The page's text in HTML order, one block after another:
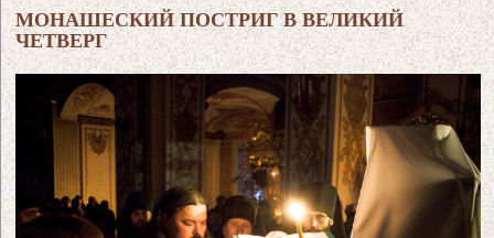
МОНАШЕСКИЙ ПОСТРИГ В ВЕЛИКИЙ
ЧЕТВЕРГ